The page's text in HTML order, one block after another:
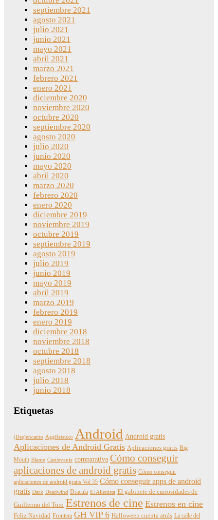
septiembre 2021
agosto 2021
julio 2021
junio 2021
mayo 2021
abril 2021
marzo 2021
febrero 2021
enero 2021
diciembre 2020
noviembre 2020
octubre 2020
septiembre 2020
agosto 2020
julio 2020
junio 2020
mayo 2020
abril 2020
marzo 2020
febrero 2020
enero 2020
diciembre 2019
noviembre 2019
octubre 2019
septiembre 2019
agosto 2019
julio 2019
junio 2019
mayo 2019
abril 2019
marzo 2019
febrero 2019
enero 2019
diciembre 2018
noviembre 2018
octubre 2018
septiembre 2018
agosto 2018
julio 2018
junio 2018
Etiquetas
(Des)encanto AggRetsuko Android Android gratis
Aplicaciones de Android Gratis Aplicaciones gratis Big
Mouth Blame Castlevania comparativa Cómo conseguir
aplicaciones de android gratis Cómo conseguir
aplicaciones de android gratis Vol 35 Cómo conseguir apps de android
gratis Dark Deadwind Dracula El Alienista El gabinete de curiosidades de
Guillermo del Toro Estrenos de cine Estrenos en cine
Feliz Navidad Frontera GH VIP 6 Halloween cuenta atrás La calle del